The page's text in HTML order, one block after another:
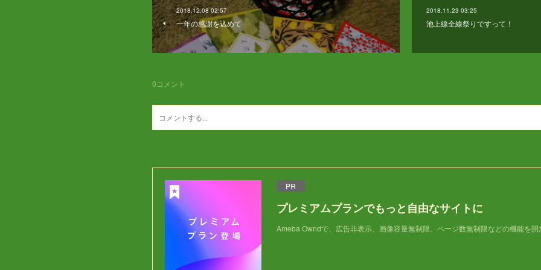
2018.12.08 02:57
一年の感謝を込めて
2018.11.23 03:25
池上線全線祭りですって！
0コメント
PR
プレミアムプランでもっと自由なサイトに
Ameba Owndで、広告非表示、画像容量無制限、ページ数無制限などの機能を開